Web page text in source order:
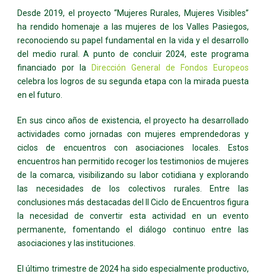
Desde 2019, el proyecto “Mujeres Rurales, Mujeres Visibles”
ha rendido homenaje a las mujeres de los Valles Pasiegos,
reconociendo su papel fundamental en la vida y el desarrollo
del medio rural. A punto de concluir 2024, este programa
financiado por la
Dirección General de Fondos Europeos
celebra los logros de su segunda etapa con la mirada puesta
en el futuro.
En sus cinco años de existencia, el proyecto ha desarrollado
actividades como jornadas con mujeres emprendedoras y
ciclos de encuentros con asociaciones locales. Estos
encuentros han permitido recoger los testimonios de mujeres
de la comarca, visibilizando su labor cotidiana y explorando
las necesidades de los colectivos rurales. Entre las
conclusiones más destacadas del II Ciclo de Encuentros figura
la necesidad de convertir esta actividad en un evento
permanente, fomentando el diálogo continuo entre las
asociaciones y las instituciones.
El último trimestre de 2024 ha sido especialmente productivo,